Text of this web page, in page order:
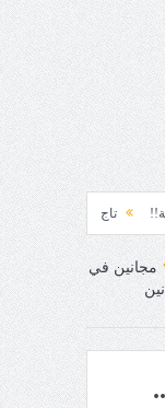
تاج الهرمية!! الحقيقة
مجانين في